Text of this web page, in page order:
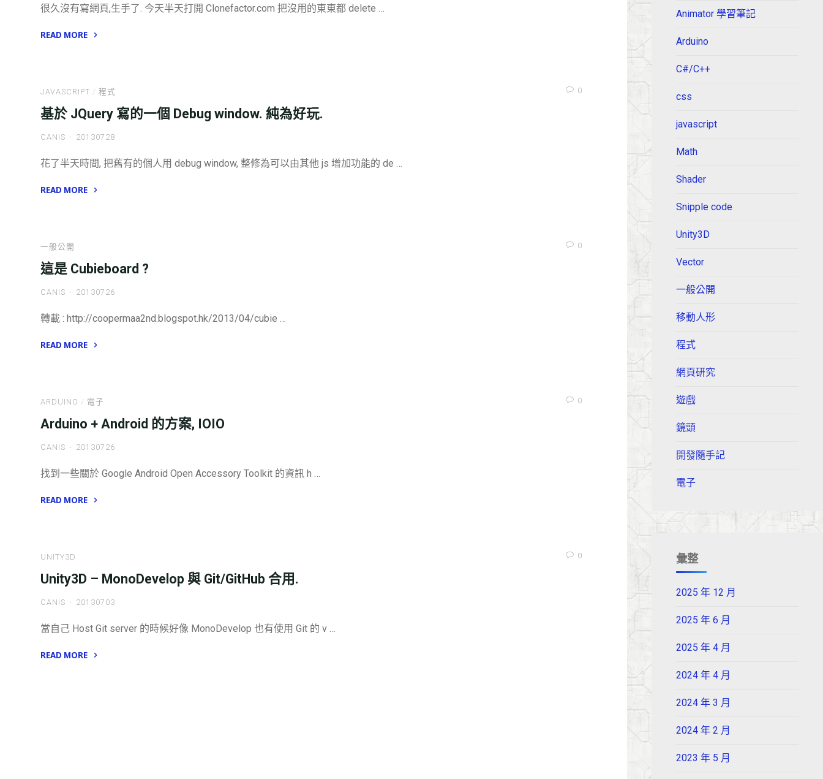
很久沒有寫網頁,生手了. 今天半天打開 Clonefactor.com 把沒用的東東都 delete …
READ MORE
見
的
JAVASCRIPT / 程式 0
基於 JQuery 寫的一個 Debug window. 純為好玩.
CANIS 20130728
花了半天時間, 把舊有的個人用 debug window, 整修為可以由其他 js 增加功能的 de …
READ MORE
的
Debug
純
一般公開 0
這是 Cubieboard ?
CANIS 20130726
轉載 : http://coopermaa2nd.blogspot.hk/2013/04/cubie …
READ MORE
?"
ARDUINO / 電子 0
Arduino + Android 的方案, IOIO
CANIS 20130726
找到一些關於 Google Android Open Accessory Toolkit 的資訊 h …
READ MORE
的
方
UNITY3D 0
Unity3D – MonoDevelop 與 Git/GitHub 合用.
CANIS 20130703
當自己 Host Git server 的時候好像 MonoDevelop 也有使用 Git 的 v …
READ MORE
Animator 學習筆記
Arduino
C#/C++
css
javascript
Math
Shader
Snipple code
Unity3D
Vector
一般公開
移動人形
程式
網頁研究
遊戲
鏡頭
開發隨手記
電子
彙整
2025 年 12 月
2025 年 6 月
2025 年 4 月
2024 年 4 月
2024 年 3 月
2024 年 2 月
2023 年 5 月